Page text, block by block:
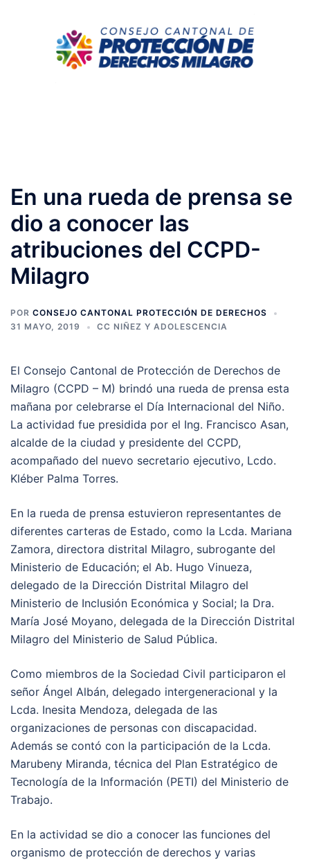
En una rueda de prensa se
dio a conocer las
atribuciones del CCPD-
Milagro
POR CONSEJO CANTONAL PROTECCIÓN DE DERECHOS
31 MAYO, 2019
CC NIÑEZ Y ADOLESCENCIA
El Consejo Cantonal de Protección de Derechos de
Milagro (CCPD – M) brindó una rueda de prensa esta
mañana por celebrarse el Día Internacional del Niño.
La actividad fue presidida por el Ing. Francisco Asan,
alcalde de la ciudad y presidente del CCPD,
acompañado del nuevo secretario ejecutivo, Lcdo.
Kléber Palma Torres.
En la rueda de prensa estuvieron representantes de
diferentes carteras de Estado, como la Lcda. Mariana
Zamora, directora distrital Milagro, subrogante del
Ministerio de Educación; el Ab. Hugo Vinueza,
delegado de la Dirección Distrital Milagro del
Ministerio de Inclusión Económica y Social; la Dra.
María José Moyano, delegada de la Dirección Distrital
Milagro del Ministerio de Salud Pública.
Como miembros de la Sociedad Civil participaron el
señor Ángel Albán, delegado intergeneracional y la
Lcda. Inesita Mendoza, delegada de las
organizaciones de personas con discapacidad.
Además se contó con la participación de la Lcda.
Marubeny Miranda, técnica del Plan Estratégico de
Tecnología de la Información (PETI) del Ministerio de
Trabajo.
En la actividad se dio a conocer las funciones del
organismo de protección de derechos y varias